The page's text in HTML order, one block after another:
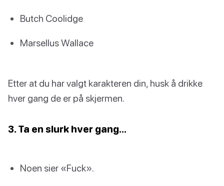
Butch Coolidge
Marsellus Wallace
Etter at du har valgt karakteren din, husk å drikke
hver gang de er på skjermen.
3. Ta en slurk hver gang…
Noen sier «Fuck».